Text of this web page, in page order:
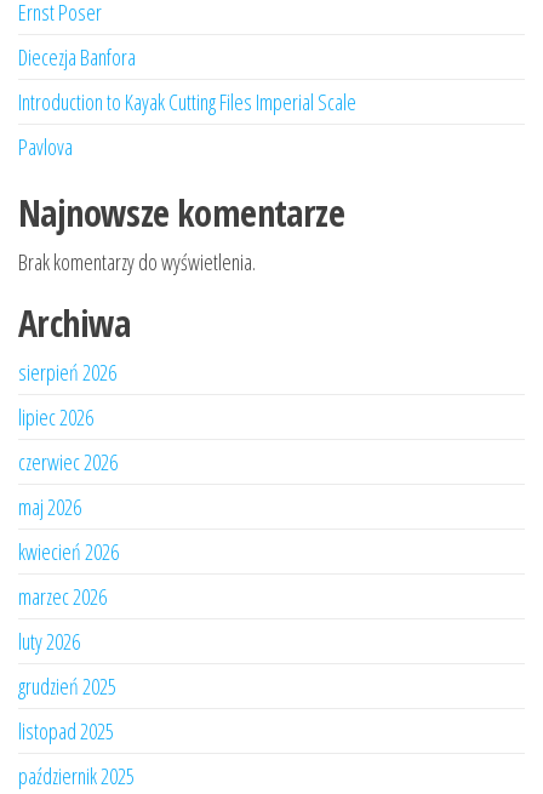
Ernst Poser
Diecezja Banfora
Introduction to Kayak Cutting Files Imperial Scale
Pavlova
Najnowsze komentarze
Brak komentarzy do wyświetlenia.
Archiwa
sierpień 2026
lipiec 2026
czerwiec 2026
maj 2026
kwiecień 2026
marzec 2026
luty 2026
grudzień 2025
listopad 2025
październik 2025